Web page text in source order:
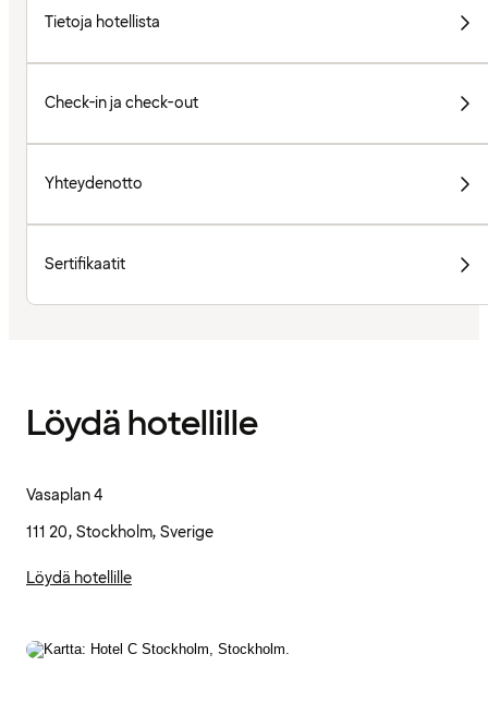
Tietoja hotellista
Check-in ja check-out
Yhteydenotto
Sertifikaatit
Löydä hotellille
Vasaplan 4
111 20, Stockholm, Sverige
Löydä hotellille